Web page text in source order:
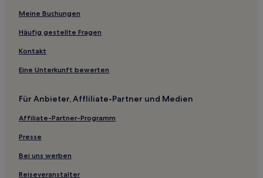
Meine Buchungen
Häufig gestellte Fragen
Kontakt
Eine Unterkunft bewerten
Für Anbieter, Affliliate-Partner und Medien
Affiliate-Partner-Programm
Presse
Bei uns werben
Reiseveranstalter